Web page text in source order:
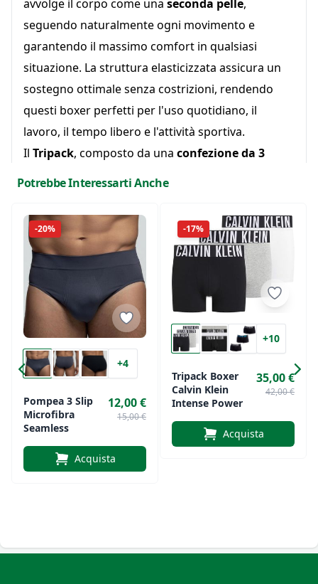
avvolge il corpo come una seconda pelle,
seguendo naturalmente ogni movimento e
garantendo il massimo comfort in qualsiasi
situazione. La struttura elasticizzata assicura un
sostegno ottimale senza costrizioni, rendendo
questi boxer perfetti per l'uso quotidiano, il
lavoro, il tempo libero e l'attività sportiva.
Il Tripack, composto da una confezione da 3
intimo con la qualità firmata Pompea.
Composizione
Marca:Pompea
Tripack – Confezione da
3 Boxer
TecnologiaSeamless
senza cuciture
Tessuto leggero, morbido ed elasticizzato
Effetto seconda pelle
Comfort elevato e massima libertà di movimento
Ideali per l'uso quotidiano e l'attività sportiva
Potrebbe Interessarti Anche
-20%
+4
Pompea 3 Slip
Microfibra
Seamless
12,00 €
15,00 €
Acquista
-17%
+10
Tripack Boxer
Calvin Klein
Intense Power
35,00 €
42,00 €
Acquista